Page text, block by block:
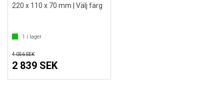
220 x 110 x 70 mm | Välj färg
1 i lager
4 056 SEK
2 839 SEK